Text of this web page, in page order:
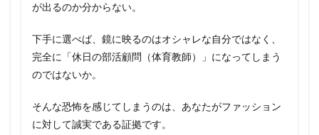
が出るのか分からない。
下手に選べば、鏡に映るのはオシャレな自分ではなく、
完全に「休日の部活顧問（体育教師）」になってしまう
のではないか。
そんな恐怖を感じてしまうのは、あなたがファッション
に対して誠実である証拠です。